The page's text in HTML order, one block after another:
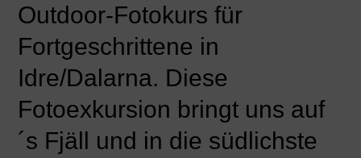
Outdoor-Fotokurs für
Fortgeschrittene in
Idre/Dalarna. Diese
Fotoexkursion bringt uns auf
´s Fjäll und in die südlichste